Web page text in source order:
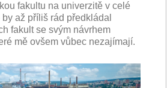
fakultu na univerzitě v celé
až příliš rád předkládal
fakult se svým návrhem
mě ovšem vůbec nezajímají.